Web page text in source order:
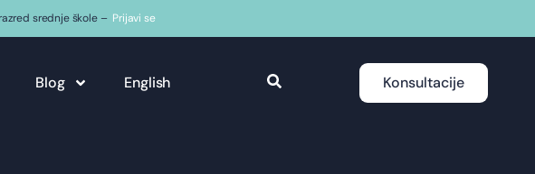
srednje škole – Prijavi se
Blog English Konsultacije